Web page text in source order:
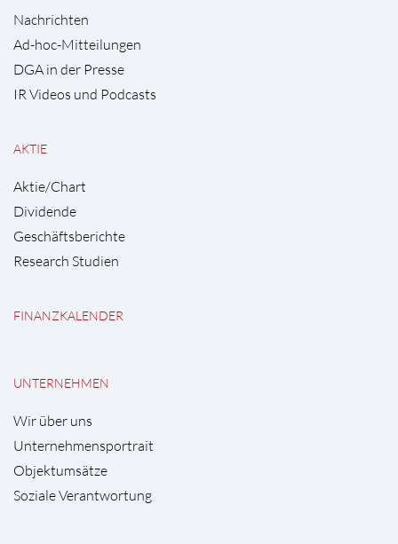
Nachrichten
Ad-hoc-Mitteilungen
DGA in der Presse
IR Videos und Podcasts
AKTIE
Aktie/Chart
Dividende
Geschäftsberichte
Research Studien
FINANZKALENDER
UNTERNEHMEN
Wir über uns
Unternehmensportrait
Objektumsätze
Soziale Verantwortung